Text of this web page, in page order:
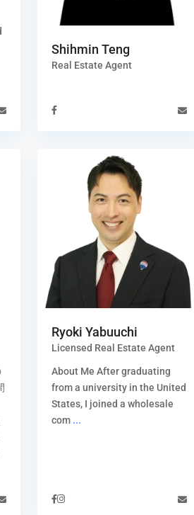
Shihmin Teng
Real Estate Agent
Ryoki Yabuuchi
Licensed Real Estate Agent
About Me After graduating
from a university in the United
States, I joined a wholesale
com ...